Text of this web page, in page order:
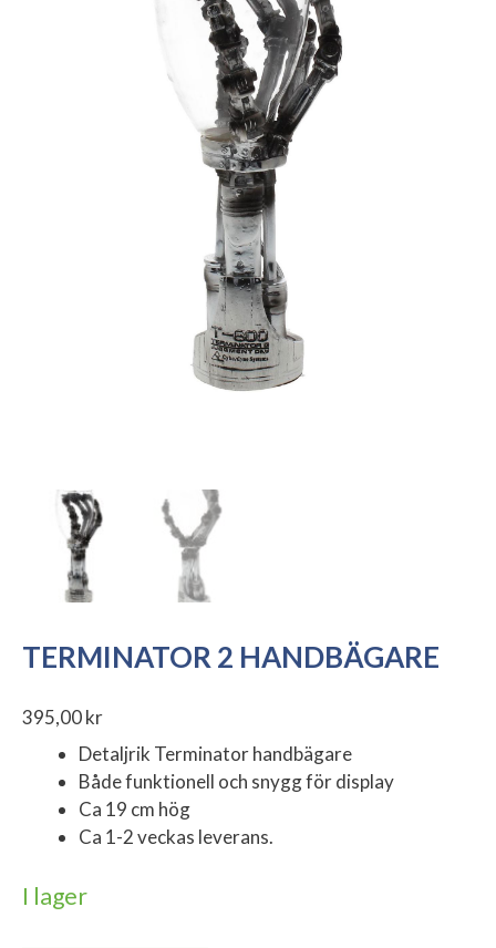
TERMINATOR 2 HANDBÄGARE
395,00kr
Detaljrik Terminator handbägare
Både funktionell och snygg för display
Ca 19 cm hög
Ca 1-2 veckas leverans.
I lager